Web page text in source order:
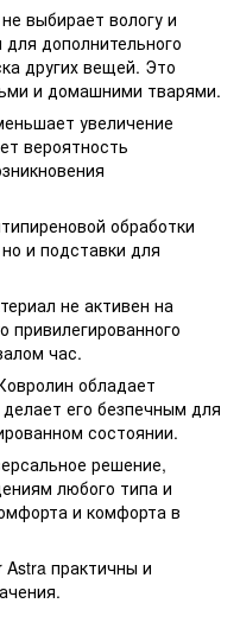
выбирает вологу и
дополнительного
других вещей. Это
и домашними тварями.
увеличение
вероятность
обработки
и подставки для
не активен на
привилегированного
час.
обладает
его безпечным для
состоянии.
решение,
любого типа и
и комфорта в
Astra практичны и